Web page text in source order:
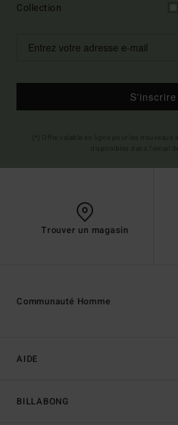
Collection
S'inscrire
Trouver un magasin
AIDE
BILLABONG
Communauté Homme